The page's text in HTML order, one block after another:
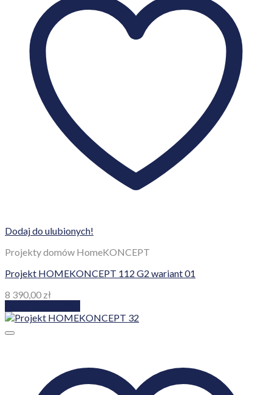
Dodaj do ulubionych!
Projekty domów HomeKONCEPT
Projekt HOMEKONCEPT 112 G2 wariant 01
8 390,00 zł